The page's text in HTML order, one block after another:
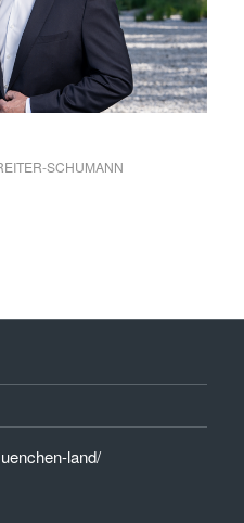
SCHUMANN
land/